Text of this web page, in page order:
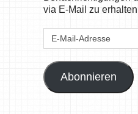
via E-Mail zu
E-
Abonnieren